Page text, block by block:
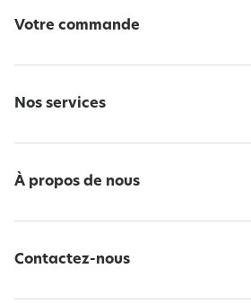
Votre commande
Nos services
À propos de nous
Contactez-nous